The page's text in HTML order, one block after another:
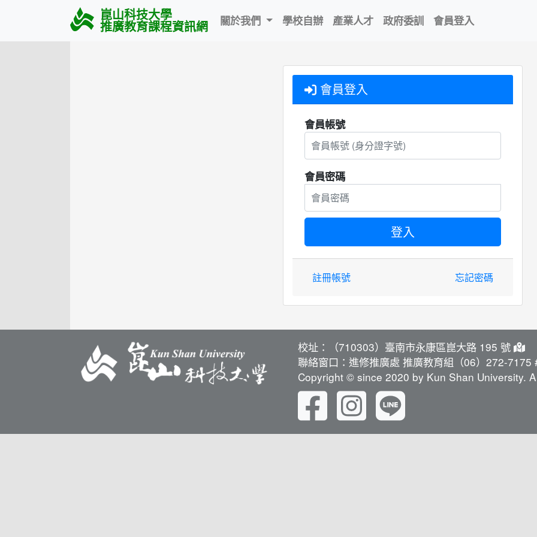
崑山科技大學
推廣教育課程資訊網 關於我們 學校自辦 產業人才 政府委訓 會員登入
會員登入
會員帳號
會員密碼
註冊帳號 忘記密碼
校址：（710303）臺南市永康區崑大路 195 號
聯絡窗口：進修推廣處 推廣教育組（06）272-7175
Copyright © since 2020 by Kun Shan University.